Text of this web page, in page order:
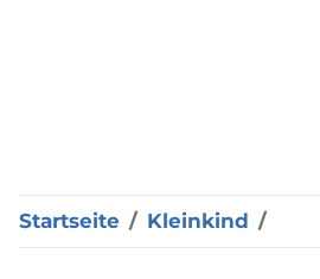
Startseite Kleinkind